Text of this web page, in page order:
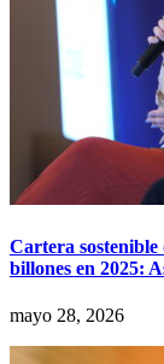
Cartera sostenible
billones en 2025:
mayo 28, 2026